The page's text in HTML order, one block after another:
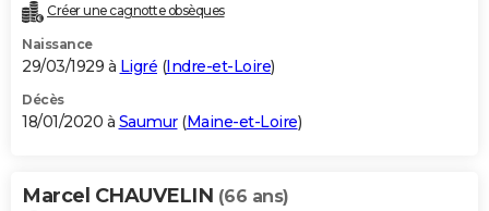
Créer une cagnotte obsèques
Naissance
29/03/1929 à Ligré (Indre-et-Loire)
Décès
18/01/2020 à Saumur(Maine-et-Loire)
Marcel CHAUVELIN (66 ans)